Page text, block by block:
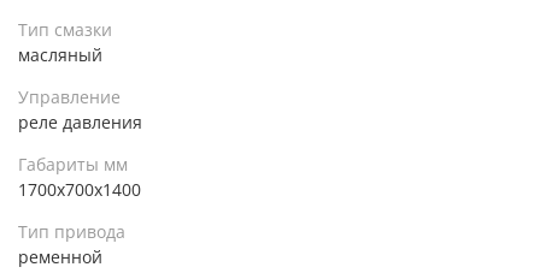
Тип смазки
масляный
Управление
реле давления
Габариты мм
1700х700х1400
Тип привода
ременной